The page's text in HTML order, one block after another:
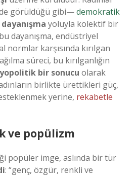
görüldüğü gibi—demokratik
yoluyla kolektif bir
dayanışma, endüstriyel
normlar karşısında kırılgan
süreci, bu kırılganlığın
bir sonucu olarak
birlikte ürettikleri güç,
yerine, rekabetle
ve popülizm
popüler imge, aslında bir tür
: “genç, özgür, renkli ve